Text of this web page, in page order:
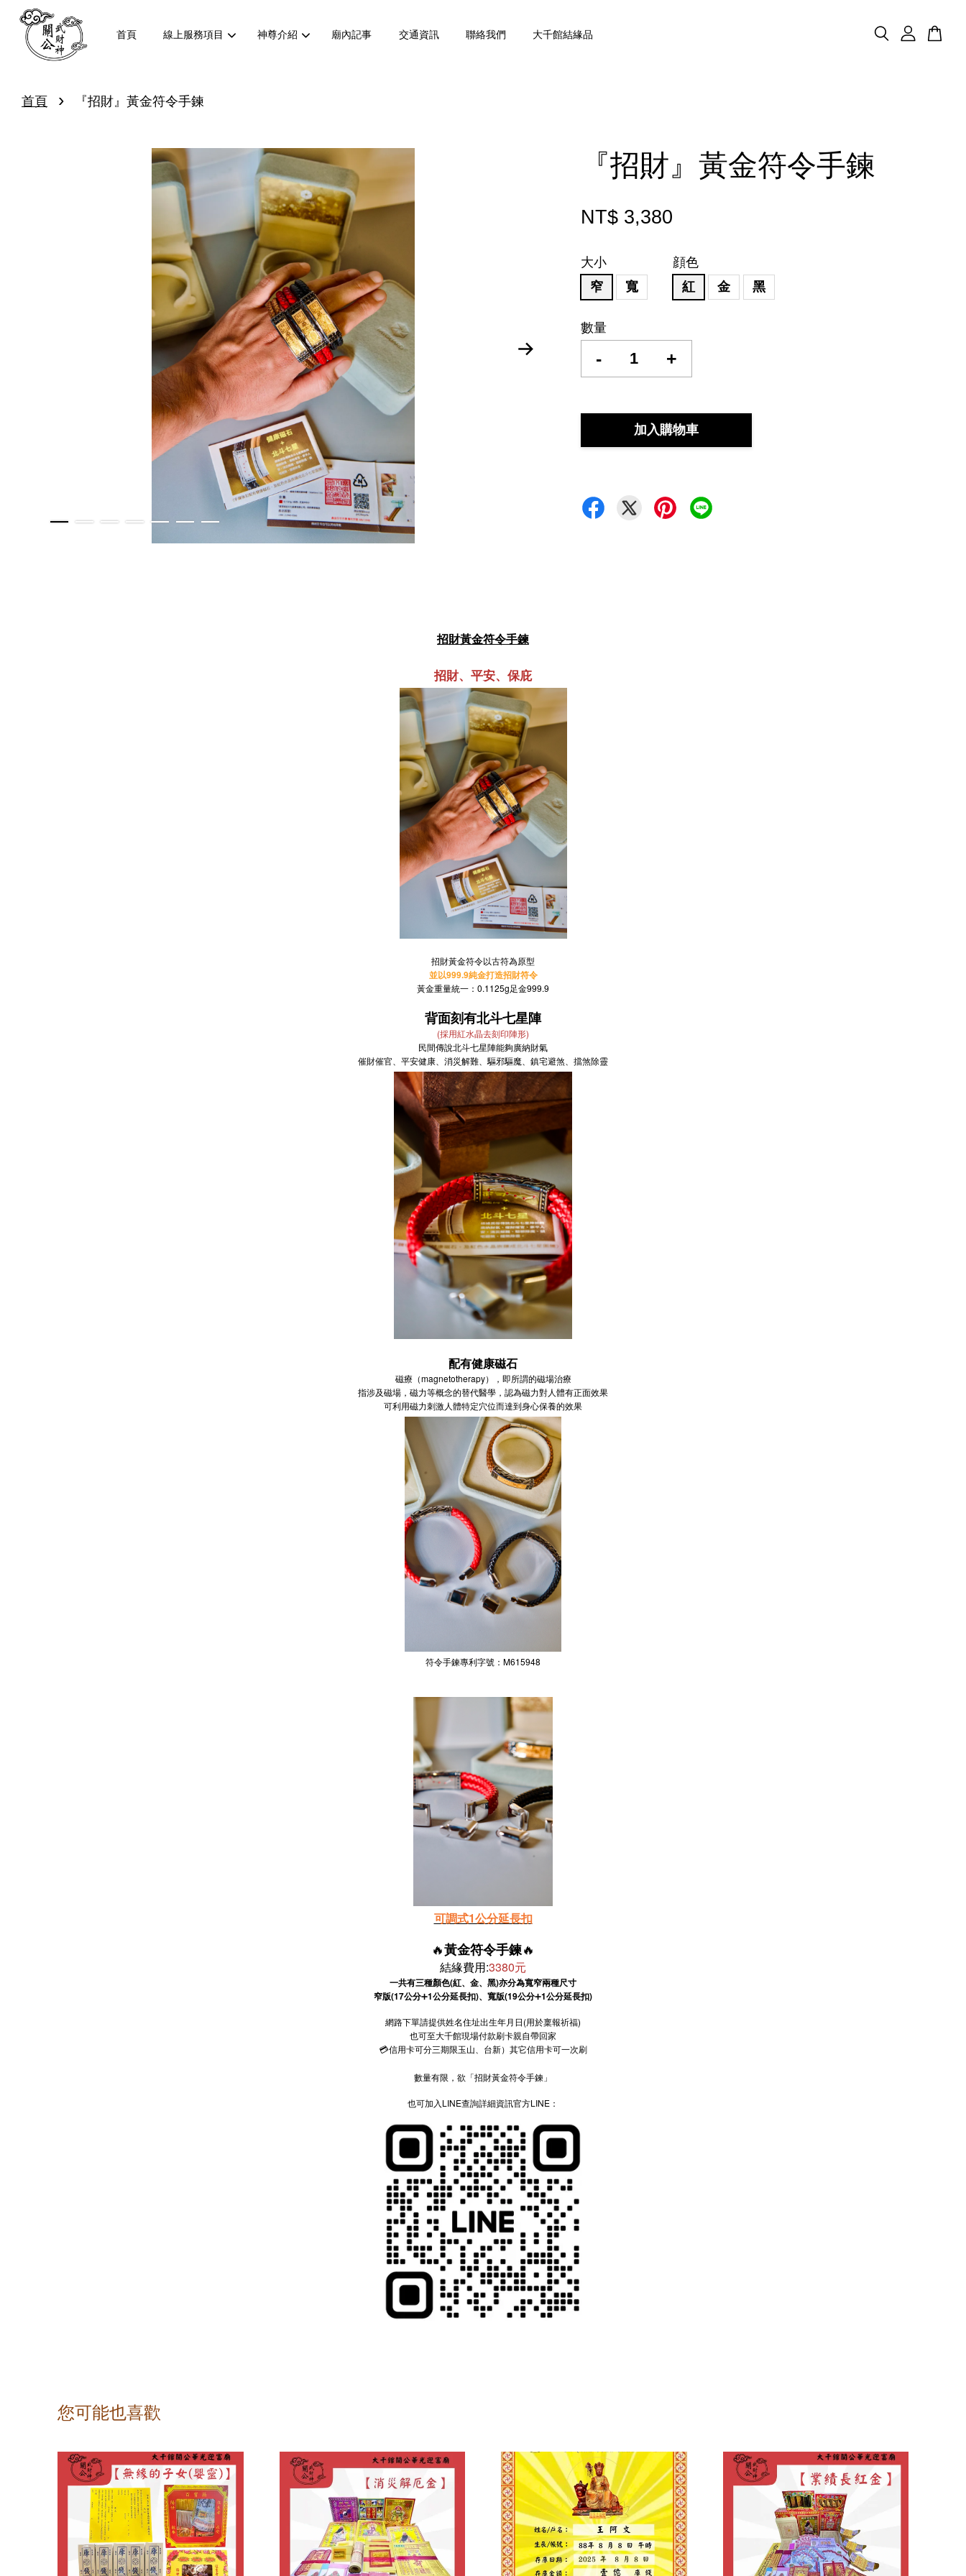
首頁 線上服務項目 神尊介紹 廟內記事 交通資訊 聯絡我們 大千館結緣品
首頁 › 『招財』黃金符令手鍊
『招財』黃金符令手鍊
NT$ 3,380
大小
窄
寬
顔色
紅
金 黑
數量
- +
加入購物車
招財黃金符令手鍊
招財、平安、保庇
招財黃金符令以古符為原型
並以999.9純金打造招財符令
黃金重量統一：0.1125g足金999.9
背面刻有北斗七星陣
(採用紅水晶去刻印陣形)
民間傳說北斗七星陣能夠廣納財氣
催財催官、平安健康、消災解難、驅邪驅魔、鎮宅避煞、擋煞除靈
配有健康磁石
磁療（magnetotherapy），即所謂的磁場治療
指涉及磁場，磁力等概念的替代醫學，認為磁力對人體有正面效果
可利用磁力刺激人體特定穴位而達到身心保養的效果
符令手鍊專利字號：M615948
可調式1公分延長扣
🔥黃金符令手鍊🔥
結緣費用:3380元
一共有三種顏色(紅、金、黑)亦分為寬窄兩種尺寸
窄版(17公分➕1公分延長扣)、寬版(19公分➕1公分延長扣)
網路下單請提供姓名住址出生年月日(用於稟報祈福)
也可至大千館現場付款刷卡親自帶回家
💳信用卡可分三期限玉山、台新）其它信用卡可一次刷
數量有限，欲「招財黃金符令手鍊」
也可加入 LINE查詢詳細資訊官方LINE ：
您可能也喜歡